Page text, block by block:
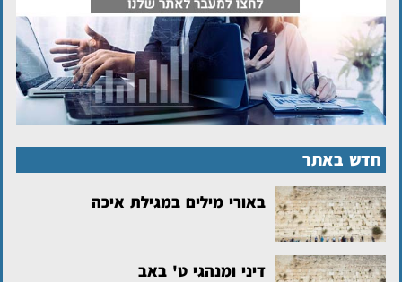
חדש באתר
באורי מילים במגילת איכה
דיני ומנהגי ט' באב